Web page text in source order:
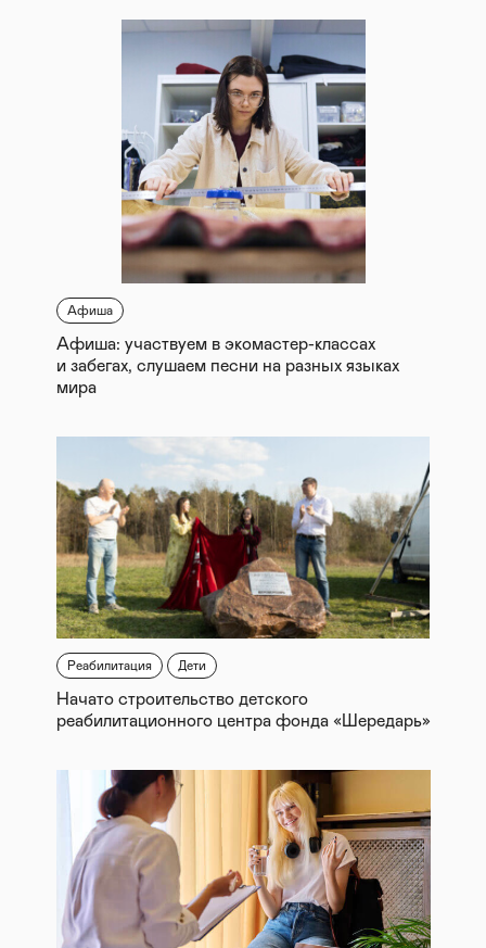
Афиша
Афиша: участвуем в экомастер-классах
и забегах, слушаем песни на разных языках
мира
Реабилитация Дети
Начато строительство детского
реабилитационного центра фонда «Шередарь»